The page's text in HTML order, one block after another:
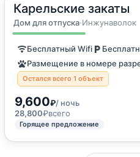
Карельские закаты
Дом для отпуска·Инжунаволок
38м2· до 5 гостей
Бесплатный Wifi
Размещение в номере
Остался всего 1 объект
9,600₽/ ночь
28,800₽всего
Горящее предложение